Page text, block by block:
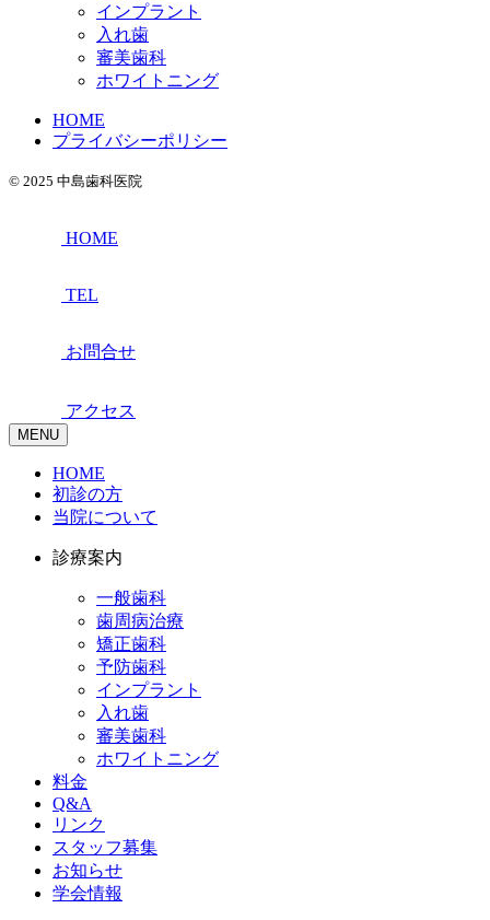
インプラント
入れ歯
審美歯科
ホワイトニング
HOME
プライバシーポリシー
© 2025 中島歯科医院
HOME
TEL
お問合せ
アクセス
MENU
HOME
初診の方
当院について
診療案内
一般歯科
歯周病治療
矯正歯科
予防歯科
インプラント
入れ歯
審美歯科
ホワイトニング
料金
Q&A
リンク
スタッフ募集
お知らせ
学会情報